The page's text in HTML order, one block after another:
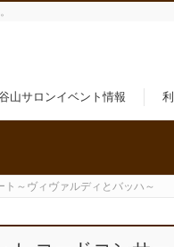
山サロンイベント情報
～ヴィヴァルディとバッハ～